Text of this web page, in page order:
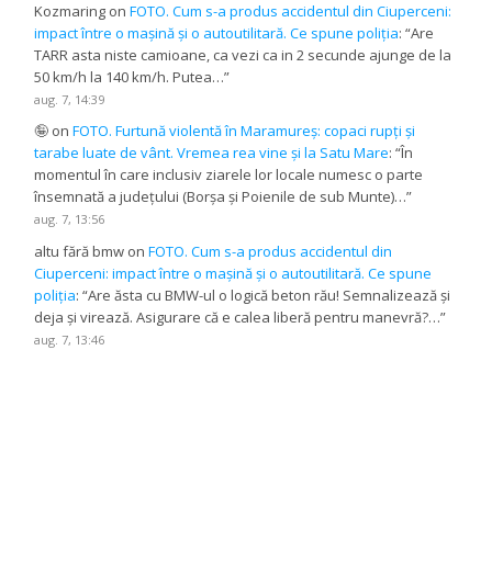
Kozmaring onFOTO. Cum s-a produs accidentul din Ciuperceni:
impact între o mașină și o autoutilitară. Ce spune poliția: “Are
TARR asta niste camioane, ca vezi ca in 2 secunde ajunge de la
50 km/h la 140 km/h. Putea…”
aug. 7, 14:39
🤪 onFOTO. Furtună violentă în Maramureș: copaci rupți și
tarabe luate de vânt. Vremea rea vine și la Satu Mare: “În
momentul în care inclusiv ziarele lor locale numesc o parte
însemnată a județului (Borșa și Poienile de sub Munte)…”
aug. 7, 13:56
altu fără bmw onFOTO. Cum s-a produs accidentul din
Ciuperceni: impact între o mașină și o autoutilitară. Ce spune
poliția: “Are ăsta cu BMW-ul o logică beton rău! Semnalizează și
deja și virează. Asigurare că e calea liberă pentru manevră?…”
aug. 7, 13:46